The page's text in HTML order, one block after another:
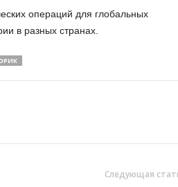
операций для глобальных
в разных странах.
Следующая